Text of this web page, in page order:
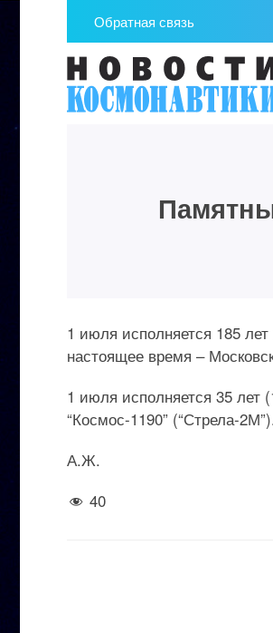
Обратная связь
1 июля исполняется 185
настоящее время –
1 июля исполняется 35 лет
“Космос-1190” (“Стрела-
А.Ж.
40